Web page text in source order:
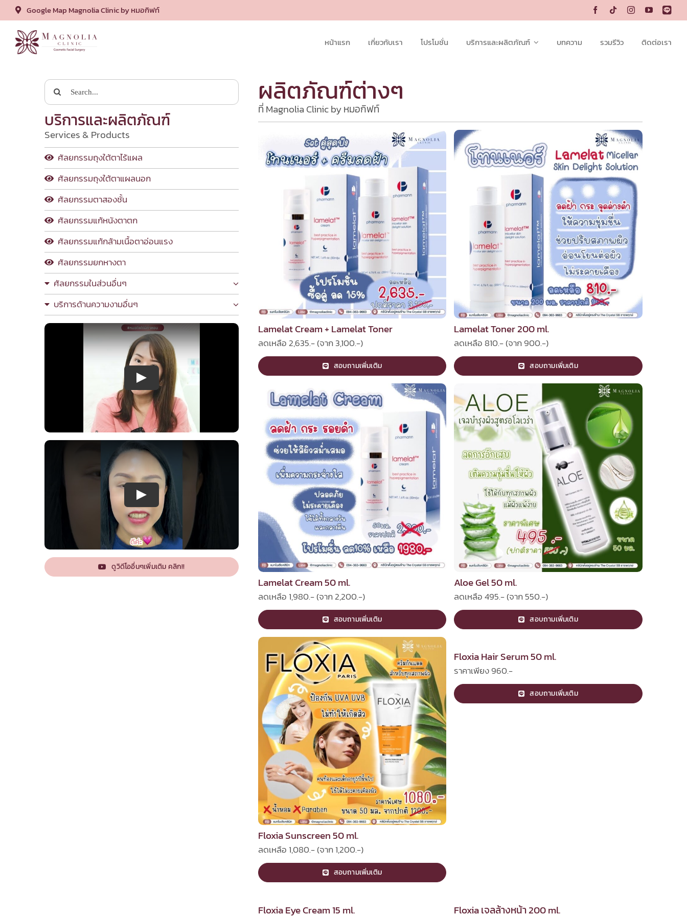
Skip
content
Google Map Magnolia Clinic by หมอกิฟท์
หน้าแรก เกี่ยวกับเรา โปรโมชั่น บริการและผลิตภัณฑ์ บทความ รวมรีวิว ติดต่อเรา
Search
for:
บริการและผลิตภัณฑ์
Services & Products
ศัลยกรรมถุงใต้ตาไร้แผล
ศัลยกรรมถุงใต้ตาแผลนอก
ศัลยกรรมตาสองชั้น
ศัลยกรรมแก้หนังตาตก
ศัลยกรรมแก้กล้ามเนื้อตาอ่อนแรง
ศัลยกรรมยกหางตา
ศัลยกรรมในส่วนอื่นๆ
บริการด้านความงามอื่นๆ
ดูวิดีโออื่นๆเพิ่มเติม คลิก!!
ผลิตภัณฑ์ต่างๆ
ที่ Magnolia Clinic by หมอกิฟท์
Lamelat Cream + Lamelat Toner
ลดเหลือ 2,635.- (จาก 3,100.-)
สอบถามเพิ่มเติม
Lamelat Toner 200 ml.
ลดเหลือ 810.- (จาก 900.-)
สอบถามเพิ่มเติม
Lamelat Cream 50 ml.
ลดเหลือ 1,980.- (จาก 2,200.-)
สอบถามเพิ่มเติม
Aloe Gel 50 ml.
ลดเหลือ 495.- (จาก 550.-)
สอบถามเพิ่มเติม
Floxia Sunscreen 50 ml.
ลดเหลือ 1,080.- (จาก 1,200.-)
สอบถามเพิ่มเติม
Floxia Hair Serum 50 ml.
ราคาเพียง 960.-
สอบถามเพิ่มเติม
Floxia Eye Cream 15 ml. Floxia เจลล้างหน้า 200 ml.